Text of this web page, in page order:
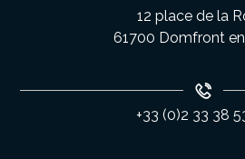
12 place de la
61700 Domfront
+33 (0)2 33 38